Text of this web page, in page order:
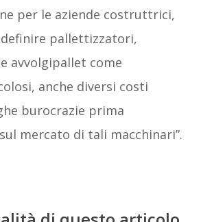
per le aziende costruttrici,
definire pallettizzatori,
avvolgipallet come
anche diversi costi
burocrazie prima
mercato di tali macchinari”.